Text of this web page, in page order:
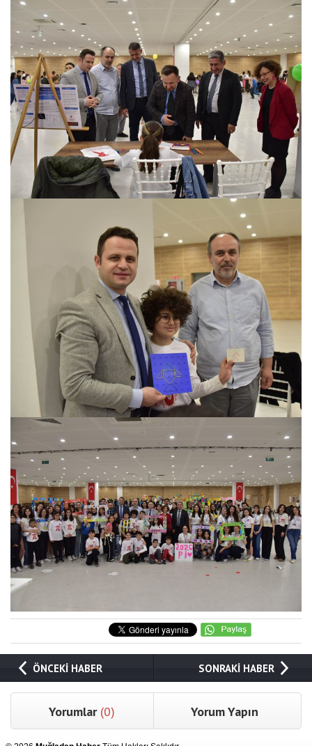
ÖNCEKİ HABER SONRAKİ HABER
Yorumlar (0) Yorum Yapın